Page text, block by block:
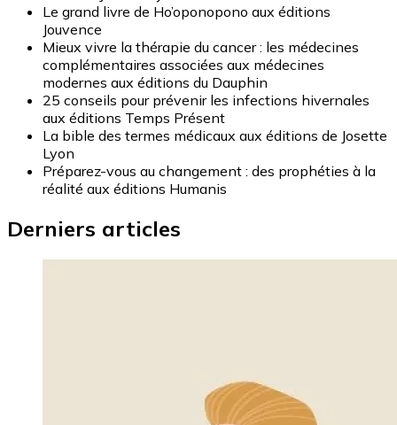
Le grand livre de Ho’oponopono aux éditions
Jouvence
Mieux vivre la thérapie du cancer : les médecines
complémentaires associées aux médecines
modernes aux éditions du Dauphin
25 conseils pour prévenir les infections hivernales
aux éditions Temps Présent
La bible des termes médicaux aux éditions de Josette
Lyon
Préparez-vous au changement : des prophéties à la
réalité aux éditions Humanis
Derniers articles